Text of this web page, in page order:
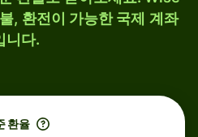
, 환전이 가능한 국제 계좌
니다.
환율